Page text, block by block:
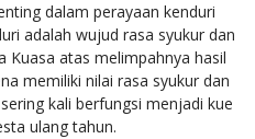
dalam perayaan kenduri
adalah wujud rasa syukur dan
Kuasa atas melimpahnya hasil
memiliki nilai rasa syukur dan
kali berfungsi menjadi kue
ulang tahun.